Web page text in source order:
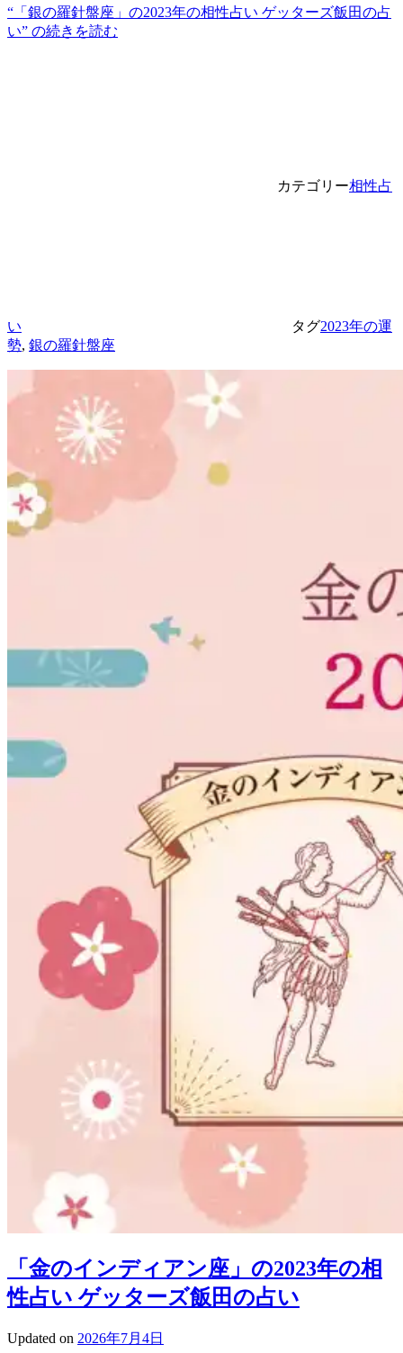
“「銀の羅針盤座」の2023年の相性占い ゲッターズ飯田の占
い” の続きを読む
カテゴリー相性占
い タグ2023年の運
勢, 銀の羅針盤座
「金のインディアン座」の2023年の相
性占い ゲッターズ飯田の占い
Updated on 2026年7月4日